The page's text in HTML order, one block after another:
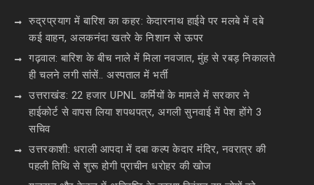
रुद्रप्रयाग में बारिश का कहर: केदारनाथ हाईवे पर मलबे में दबे
कई वाहन, अलकनंदा खतरे के निशान से ऊपर
गढ़वाल: बारिश के बीच नाले में मिला नवजात, मुंह से रबड़ निकालते
ही चलने लगी सांसें.. अस्पताल में भर्ती
उत्तराखंड: 22 हजार UPNL कर्मियों के मामले में सरकार ने
हाईकोर्ट से वापस लिया शपथपत्र, अगली सुनवाई में पेश होंगे 3
सचिव
उत्तरकाशी: धराली आपदा में दबा कल्प केदार मंदिर, नवरात्र की
पहली तिथि से शुरू होगी प्राचीन धरोहर की खोज